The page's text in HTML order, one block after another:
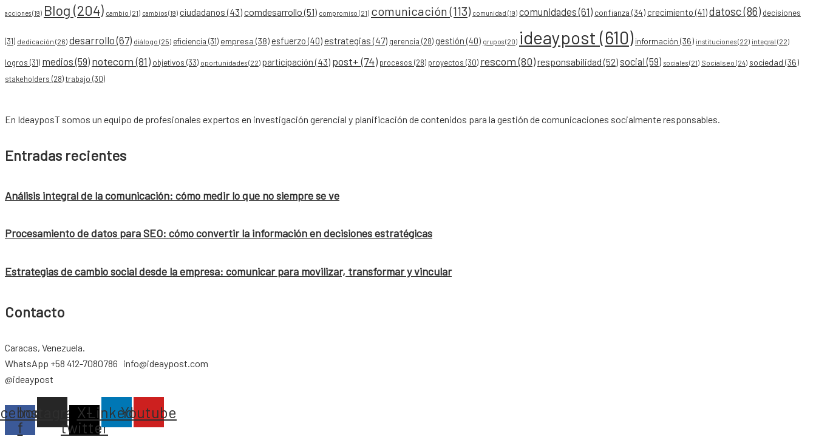
acciones(19) Blog (204) cambio (21) cambios(19) ciudadanos (43)comdesarrollo(51) compromiso (21) comunicación(113) comunidad (19) comunidades(61) confianza (34) crecimiento (41)datosc(86) decisiones
(31) dedicación (26) desarrollo(67) diálogo (25) eficiencia (31) empresa (38) esfuerzo (40)estrategias(47) gerencia (28) gestión (40) grupos(20) ideaypost (610) información (36) instituciones(22) integral (22)
logros (31) medios(59) notecom(81) objetivos (33) oportunidades(22) participación (43) post+(74) procesos (28) proyectos (30) rescom(80)responsabilidad(52)social(59) sociales(21) Socialseo (24) sociedad (36)
stakeholders (28)trabajo (30)
En IdeayposT somos un equipo de profesionales expertos en investigación gerencial y planificación de contenidos para la gestión de comunicaciones socialmente responsables.
Entradas recientes
Análisis integral de la comunicación: cómo medir lo que no siempre se ve
Procesamiento de datos para SEO: cómo convertir la información en decisiones estratégicas
Estrategias de cambio social desde la empresa: comunicar para movilizar, transformar y vincular
Contacto
Caracas, Venezuela.
WhatsApp +58 412-7080786 info@ideaypost.com
@ideaypost
f
InstagramX-
twitter
LinkedinYoutube